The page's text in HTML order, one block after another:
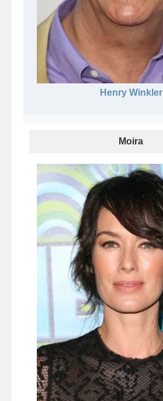
Henry Winkler
Moira